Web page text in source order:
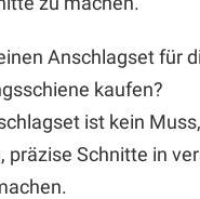
Anschlagset für
kaufen?
ist kein
präzise Schnitte in